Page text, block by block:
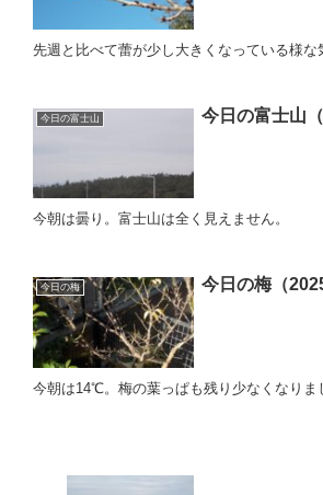
先週と比べて蕾が少し大きくなっている様な
今日の富士山 今日の富士山
今朝は曇り。富士山は全く見えません。
今日の梅 今日の梅（
今朝は14℃。梅の葉っぱも残り少なくなりま